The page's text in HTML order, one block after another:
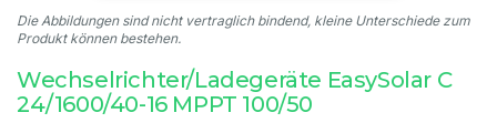
Die Abbildungen sind nicht vertraglich bindend, kleine Unterschiede zum
Produkt können bestehen.
Wechselrichter/Ladegeräte EasySolar C
24/1600/40-16 MPPT 100/50